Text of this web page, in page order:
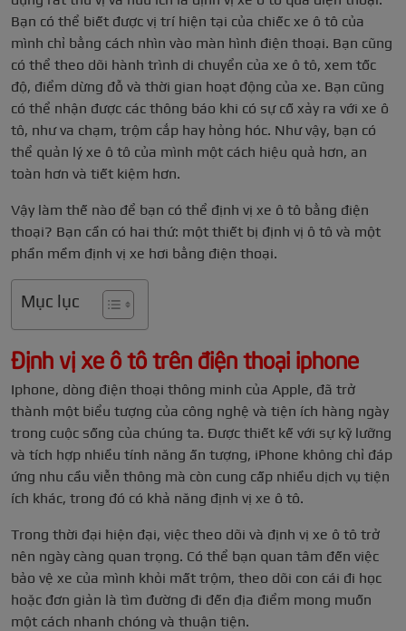
Bạn có thể biết được vị trí hiện tại của chiếc xe ô tô của
mình chỉ bằng cách nhìn vào màn hình điện thoại. Bạn cũng
có thể theo dõi hành trình di chuyển của xe ô tô, xem tốc
độ, điểm dừng đỗ và thời gian hoạt động của xe. Bạn cũng
có thể nhận được các thông báo khi có sự cố xảy ra với xe ô
tô, như va chạm, trộm cắp hay hỏng hóc. Như vậy, bạn có
thể quản lý xe ô tô của mình một cách hiệu quả hơn, an
toàn hơn và tiết kiệm hơn.
Vậy làm thế nào để bạn có thể định vị xe ô tô bằng điện
thoại? Bạn cần có hai thứ: một thiết bị định vị ô tô và một
phần mềm định vị xe hơi bằng điện thoại.
Mục lục
Định vị xe ô tô trên điện thoại iphone
Iphone, dòng điện thoại thông minh của Apple, đã trở
thành một biểu tượng của công nghệ và tiện ích hàng ngày
trong cuộc sống của chúng ta. Được thiết kế với sự kỹ lưỡng
và tích hợp nhiều tính năng ấn tượng, iPhone không chỉ đáp
ứng nhu cầu viễn thông mà còn cung cấp nhiều dịch vụ tiện
ích khác, trong đó có khả năng định vị xe ô tô.
Trong thời đại hiện đại, việc theo dõi và định vị xe ô tô trở
nên ngày càng quan trọng. Có thể bạn quan tâm đến việc
bảo vệ xe của mình khỏi mất trộm, theo dõi con cái đi học
hoặc đơn giản là tìm đường đi đến địa điểm mong muốn
một cách nhanh chóng và thuận tiện.